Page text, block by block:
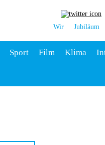
Wir Jubiläum
Sport Film Klima